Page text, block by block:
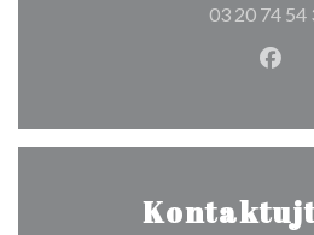
03 20 74 54